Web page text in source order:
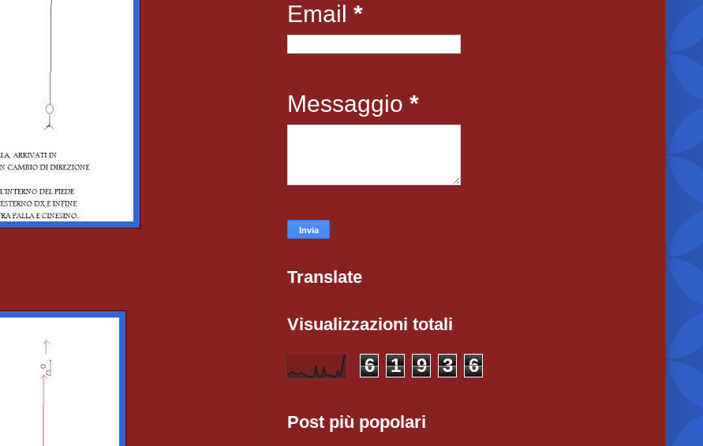
Email *
Messaggio *
Translate
Visualizzazioni totali
6 1 9 3 6
Post più popolari